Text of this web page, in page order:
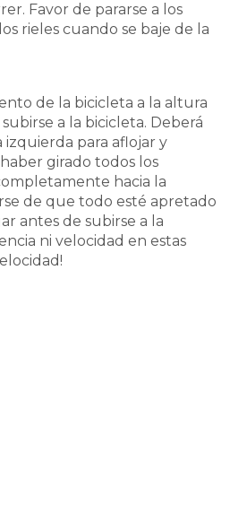
Favor de pararse a los
rieles cuando se baje de la
de la bicicleta a la altura
a la bicicleta. Deberá
izquierda para aflojar y
girado todos los
hacia la
de que todo esté apretado
antes de subirse a la
ni velocidad en estas